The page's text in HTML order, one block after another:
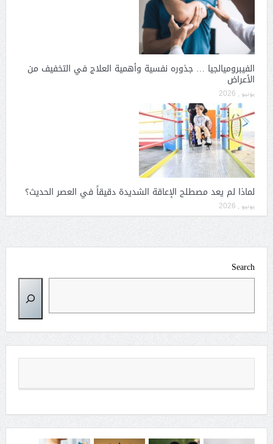
الفيبروميالجيا … جذوره نفسية وأهمية العلاج في التخفيف من
الأعراض
يونيو , 2026
لماذا لم يعد مصطلح الإعاقة الشديدة دقيقاً في العصر الحديث؟
يونيو , 2026
Search